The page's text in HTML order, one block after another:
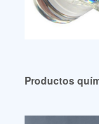
Productos